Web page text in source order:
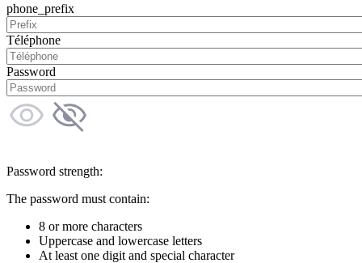
phone_prefix
Téléphone
Password
Password strength:
The password must contain:
8 or more characters
Uppercase and lowercase letters
At least one digit and special character